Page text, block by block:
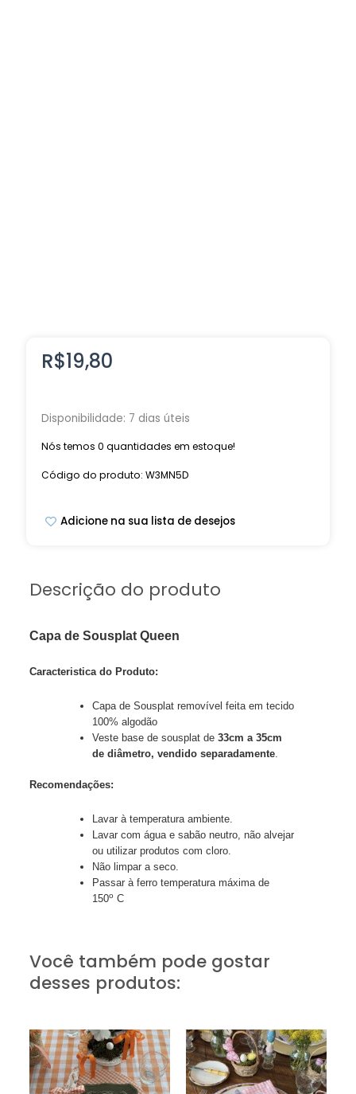
R$19,80
Disponibilidade: 7 dias úteis
Nós temos 0 quantidades em estoque!
Código do produto: W3MN5D
Adicione na sua lista de desejos
Descrição do produto
Capa de Sousplat Queen
Caracteristica do Produto:
Capa de Sousplat removível feita em tecido
100% algodão
Veste base de sousplat de33cm a 35cm
de diâmetro, vendido separadamente
Recomendações:
Lavar à temperatura ambiente.
Lavar com água e sabão neutro, não alvejar
ou utilizar produtos com cloro.
Não limpar a seco.
Passar à ferro temperatura máxima de
150o C
Você também pode gostar
desses produtos: